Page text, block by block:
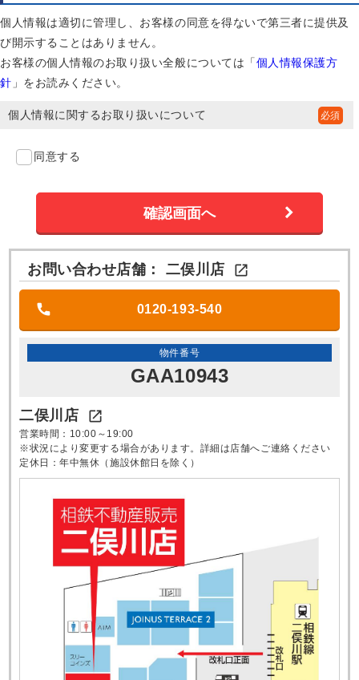
個人情報は適切に管理し、お客様の同意を得ないで第三者に提供及
び開示することはありません。
お客様の個人情報のお取り扱い全般については「個人情報保護方
針 」をお読みください。
個人情報に関するお取り扱いについて
同意する
お問い合わせ店舗： 二俣川店 
0120-193-540
物件番号
GAA10943
二俣川店 
営業時間：10:00～19:00
※状況により変更する場合があります。詳細は店舗へご連絡ください
定休日：年中無休（施設休館日を除く）